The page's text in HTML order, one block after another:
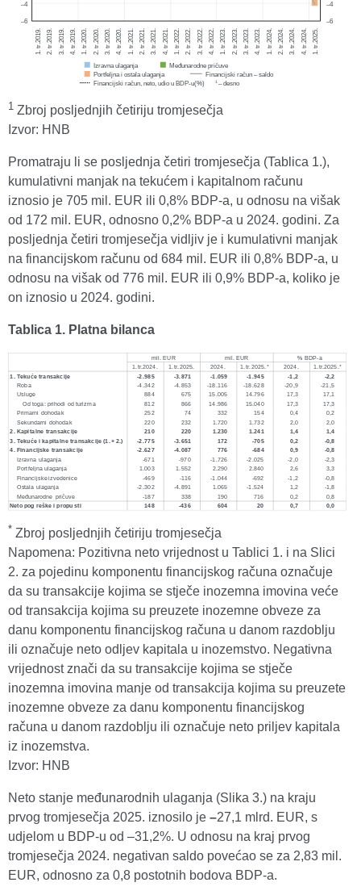
1 Zbroj posljednjih četiriju tromjesečja
Izvor: HNB
Promatraju li se posljednja četiri tromjesečja (Tablica 1.),
kumulativni manjak na tekućem i kapitalnom računu
iznosio je 705 mil. EUR ili 0,8% BDP-a, u odnosu na višak
od 172 mil. EUR, odnosno 0,2% BDP-a u 2024. godini. Za
posljednja četiri tromjesečja vidljiv je i kumulativni manjak
na financijskom računu od 684 mil. EUR ili 0,8% BDP-a, u
odnosu na višak od 776 mil. EUR ili 0,9% BDP-a, koliko je
on iznosio u 2024. godini.
Tablica 1. Platna bilanca
* Zbroj posljednjih četiriju tromjesečja
Napomena: Pozitivna neto vrijednost u Tablici 1. i na Slici
2. za pojedinu komponentu financijskog računa označuje
da su transakcije kojima se stječe inozemna imovina veće
od transakcija kojima su preuzete inozemne obveze za
danu komponentu financijskog računa u danom razdoblju
ili označuje neto odljev kapitala u inozemstvo. Negativna
vrijednost znači da su transakcije kojima se stječe
inozemna imovina manje od transakcija kojima su preuzete
inozemne obveze za danu komponentu financijskog
računa u danom razdoblju ili označuje neto priljev kapitala
iz inozemstva.
Izvor: HNB
Neto stanje međunarodnih ulaganja (Slika 3.) na kraju
prvog tromjesečja 2025. iznosilo je –27,1 mlrd. EUR, s
udjelom u BDP-u od –31,2%. U odnosu na kraj prvog
tromjesečja 2024. negativan saldo povećao se za 2,83 mil.
EUR, odnosno za 0,8 postotnih bodova BDP-a.